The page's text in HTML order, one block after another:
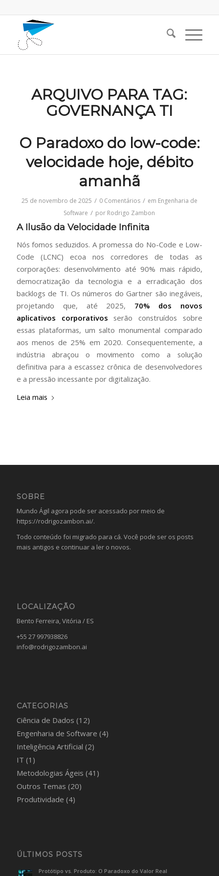
ARQUIVO PARA TAG:
GOVERNANÇA TI
O Paradoxo do low-code:
velocidade hoje, débito
amanhã
25 de novembro de 2025 / 0 Comentários / em Engenharia de
Software / por Rodrigo Zambon
A Ilusão da Velocidade Infinita
Nós fomos seduzidos. A promessa do No-Code e Low-
Code (LCNC) ecoa nos corredores de todas as
corporações: desenvolvimento até 90% mais rápido,
democratização da tecnologia e a erradicação dos
backlogs de TI. Os números do Gartner são inegáveis,
projetando que, até 2025, 70% dos novos
aplicativos corporativos serão construídos sobre
essas plataformas, um salto monumental comparado
aos menos de 25% em 2020. Consequentemente, a
indústria abraçou o movimento como a solução
definitiva para a escassez crônica de desenvolvedores
e a pressão incessante por digitalização.
Leia mais
SOBRE
Mundo Ágil agora pode ser acessado por meio de
https://rodrigozambon.ai/.
Todo conteúdo foi migrado para cá. Você pode ser os posts
mais antigos e continuar a ler o novos.
LOCALIZAÇÃO
Bento Ferreira, Vitória / ES
+55 27 997938826
info@rodrigozambon.ai
CATEGORIAS
Ciência de Dados (12)
Engenharia de Software (4)
Inteligência Artificial (2)
IT (1)
Metodologias Ágeis (41)
Outros Temas (20)
Produtividade (4)
ÚLTIMOS POSTS
Protótipo vs. Produto: O Paradoxo do Valor Real